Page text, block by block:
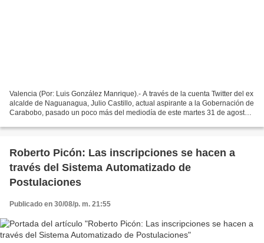
Valencia (Por: Luis González Manrique).- A través de la cuenta Twitter del ex
alcalde de Naguanagua, Julio Castillo, actual aspirante a la Gobernación de
Carabobo, pasado un poco más del mediodía de este martes 31 de agosto,
Roberto Picón: Las inscripciones se hacen a
través del Sistema Automatizado de
Postulaciones
Publicado en 30/08/p. m. 21:55